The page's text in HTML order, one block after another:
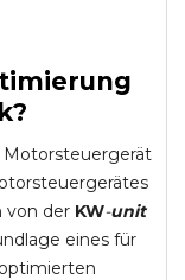
?
von der KW-unit
eines für